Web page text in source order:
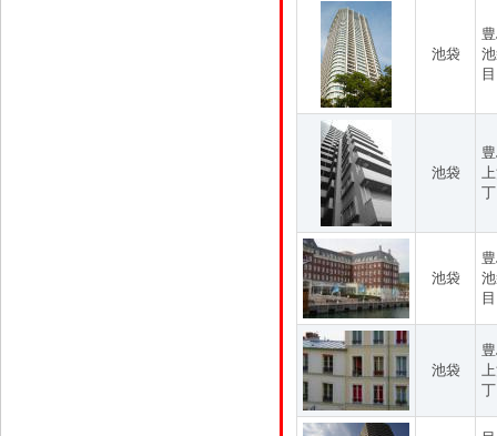
池袋
目
池袋
池袋
池袋